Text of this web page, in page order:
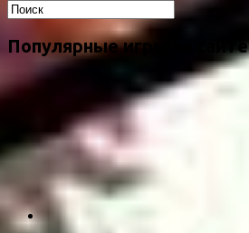
Популярные игры на сайте